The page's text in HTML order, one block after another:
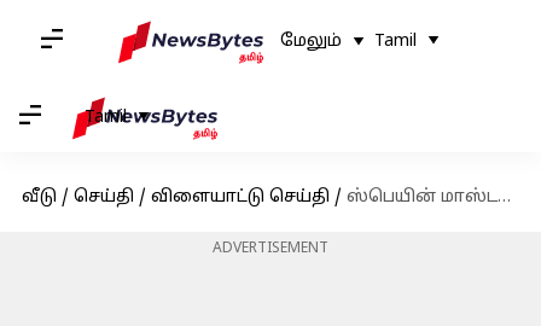
மேலும் Tamil
Tamil
வீடு / செய்தி / விளையாட்டு செய்தி / ஸ்பெயின் மாஸ்டர்ஸ் 2023 : அரையிறுதிக்கு முன்னேறினார் பிவி சிந்து
ADVERTISEMENT